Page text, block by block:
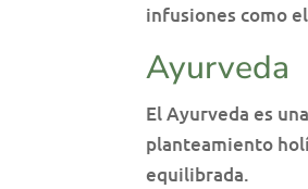
infusiones como
Ayurveda
El Ayurveda es
planteamiento
equilibrada.